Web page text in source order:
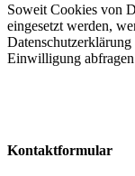
Soweit Cookies von
eingesetzt werden,
Einwilligung
Kontaktformular